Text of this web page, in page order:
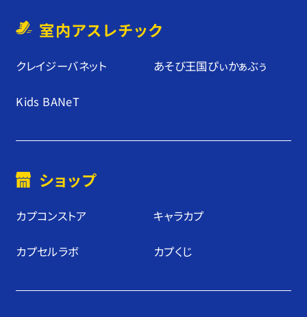
室内アスレチック
クレイジーバネット あそび王国ぴぃかぁぶぅ
Kids BANeT
ショップ
カプコンストア キャラカプ
カプセルラボ カプくじ